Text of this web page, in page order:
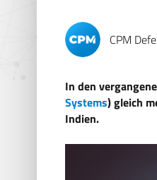
CPM
In den
Systems) gleich
Indien.